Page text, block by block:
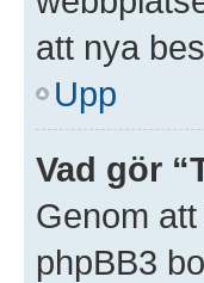
att nya
Upp
Vad gör
Genom
phpBB3